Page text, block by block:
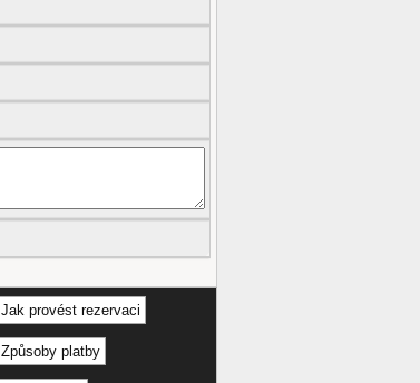
Jak provést rezervaci
Způsoby platby